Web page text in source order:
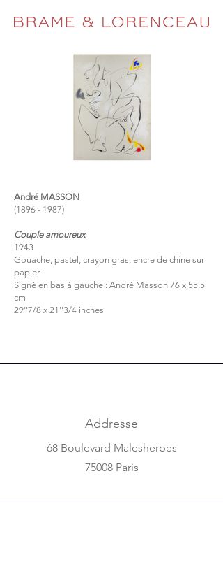
André MASSON
(1896 - 1987)
Couple amoureux
1943
Gouache, pastel, crayon gras, encre de chine sur
papier
Signé en bas à gauche : André Masson 76 x 55,5
cm
29''7/8 x 21''3/4 inches
Addresse
68 Boulevard Malesherbes
75008 Paris